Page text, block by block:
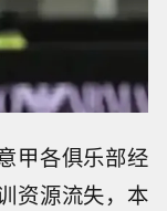
甲各俱乐部经
资源流失，本